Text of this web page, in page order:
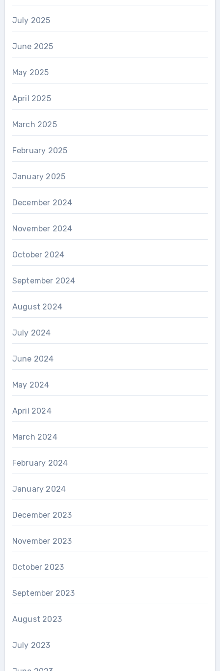
July 2025
June 2025
May 2025
April 2025
March 2025
February 2025
January 2025
December 2024
November 2024
October 2024
September 2024
August 2024
July 2024
June 2024
May 2024
April 2024
March 2024
February 2024
January 2024
December 2023
November 2023
October 2023
September 2023
August 2023
July 2023